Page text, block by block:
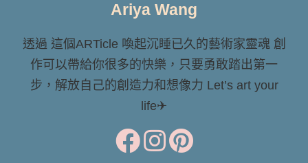
Ariya Wang
透過 這個ARTicle 喚起沉睡已久的藝術家靈魂 創
作可以帶給你很多的快樂，只要勇敢踏出第一
步，解放自己的創造力和想像力 Let’s art your
life✈